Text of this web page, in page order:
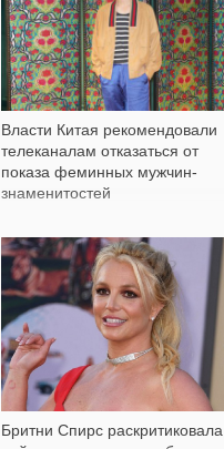
Власти Китая рекомендовали
телеканалам отказаться от
показа феминных мужчин-
знаменитостей
Бритни Спирс раскритиковала
1 197